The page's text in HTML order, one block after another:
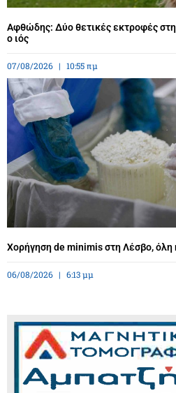
Αφθώδης: Δύο θετικές εκτροφές
ο ιός
07/08/2026 10:55 πμ
Χορήγηση de minimis στη Λέσβο, όλη
06/08/2026 6:13 μμ